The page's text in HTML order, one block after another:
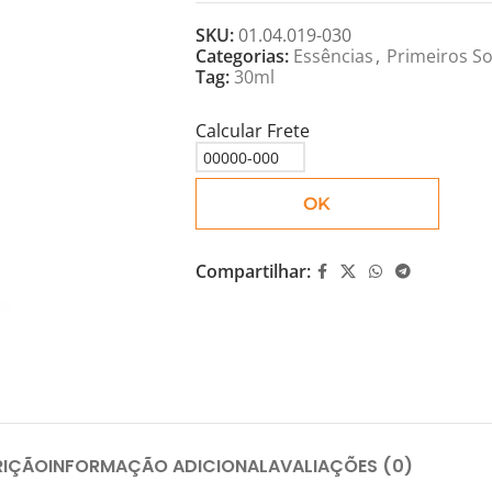
SKU:01.04.019-030
Categorias: Essências, Primeiros
Tag:30ml
Calcular Frete
OK
Compartilhar:
INFORMAÇÃO ADICIONALAVALIAÇÕES (0)